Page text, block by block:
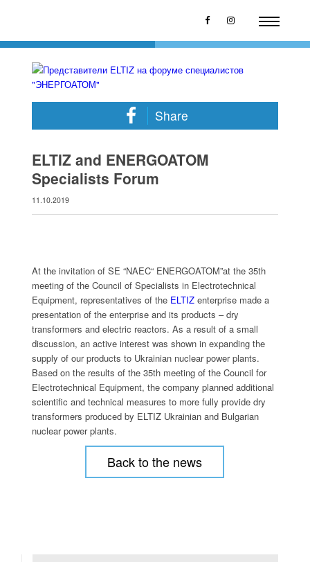
Share
ELTIZ and ENERGOATOM
Specialists Forum
11.10.2019
At the invitation of SE “NAEC“ ENERGOATOM”at the 35th
meeting of the Council of Specialists in Electrotechnical
Equipment, representatives of the ELTIZ enterprise made a
presentation of the enterprise and its products – dry
transformers and electric reactors. As a result of a small
discussion, an active interest was shown in expanding the
supply of our products to Ukrainian nuclear power plants.
Based on the results of the 35th meeting of the Council for
Electrotechnical Equipment, the company planned additional
scientific and technical measures to more fully provide dry
transformers produced by ELTIZ Ukrainian and Bulgarian
nuclear power plants.
Back to the news